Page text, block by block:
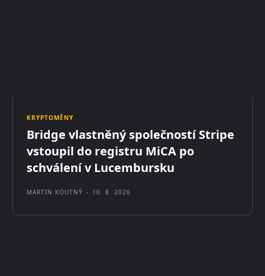
KRYPTOMĚNY
Bridge vlastněný společností Stripe
vstoupil do registru MiCA po
schválení v Lucembursku
MARTIN KOUTNÝ - 10. 8. 2026